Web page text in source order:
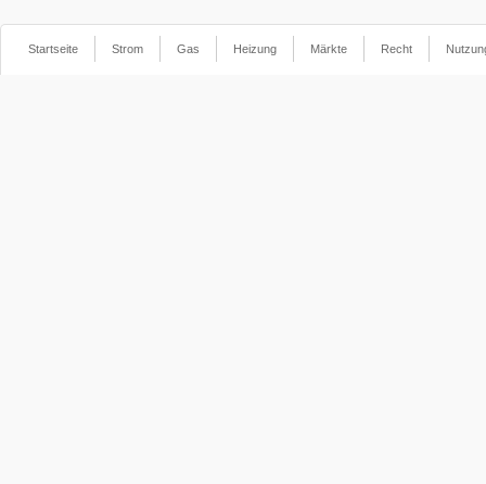
Startseite Strom Gas Heizung Märkte Recht